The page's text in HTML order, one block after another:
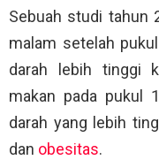
Sebuah studi tahun
malam setelah
darah lebih tinggi
makan pada pukul
darah yang lebih
dan obesitas.